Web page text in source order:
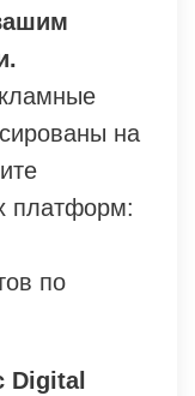
на
платформ:
по
Digital